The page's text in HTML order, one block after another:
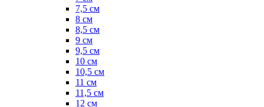
7,5 см
8 см
8,5 см
9 см
9,5 см
10 см
10,5 см
11 см
11,5 см
12 см